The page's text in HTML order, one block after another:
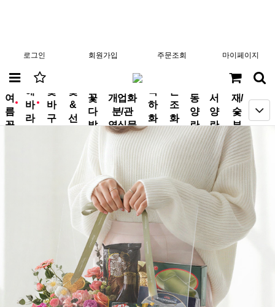
로그인 회원가입 주문조회 마이페이지
new
여
름
꽃
new
해
바
라
꽃
바
구
꽃
&
선
꽃
다
발
개업화
분/관
엽식물
축
하
화
환
근
조
화
환
동
양
란
서
양
란
분
재/
숯
부
작